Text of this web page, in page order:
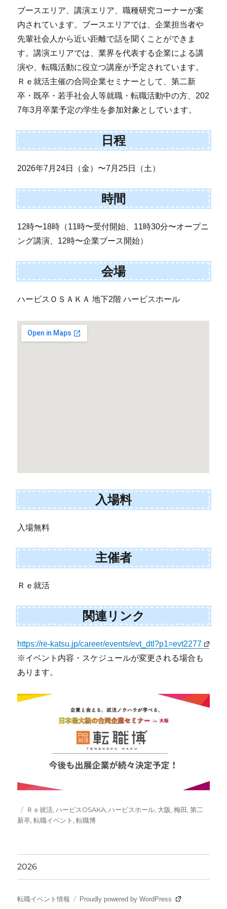
ブースエリア、講演エリア、職種研究コーナーが案
内されています。ブースエリアでは、企業担当者や
先輩社会人から近い距離で話を聞くことができま
す。講演エリアでは、業界を代表する企業による講
演や、転職活動に役立つ講座が予定されています。
Ｒｅ就活主催の合同企業セミナーとして、第二新
卒・既卒・若手社会人等就職・転職活動中の方、202
7年3月卒業予定の学生を参加対象としています。
日程
2026年7月24日（金）〜7月25日（土）
時間
12時〜18時（11時〜受付開始、11時30分〜オープニ
ング講演、12時〜企業ブース開始）
会場
ハービスＯＳＡＫＡ 地下2階 ハービスホール
入場料
入場無料
主催者
Ｒｅ就活
関連リンク
https://re-katsu.jp/career/events/evt_dtl?p1=evt2277
※イベント内容・スケジュールが変更される場合も
あります。
投
稿
タ
グ
Ｒｅ就活,ハービスOSAKA,ハービスホール, 大阪,梅田,第二
新卒,転職イベント ,転職博
2026
転職イベント情報 Proudly powered by WordPress